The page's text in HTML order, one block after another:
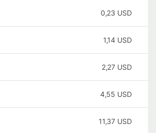
0,23 USD
1,14 USD
2,27 USD
4,55 USD
11,37 USD